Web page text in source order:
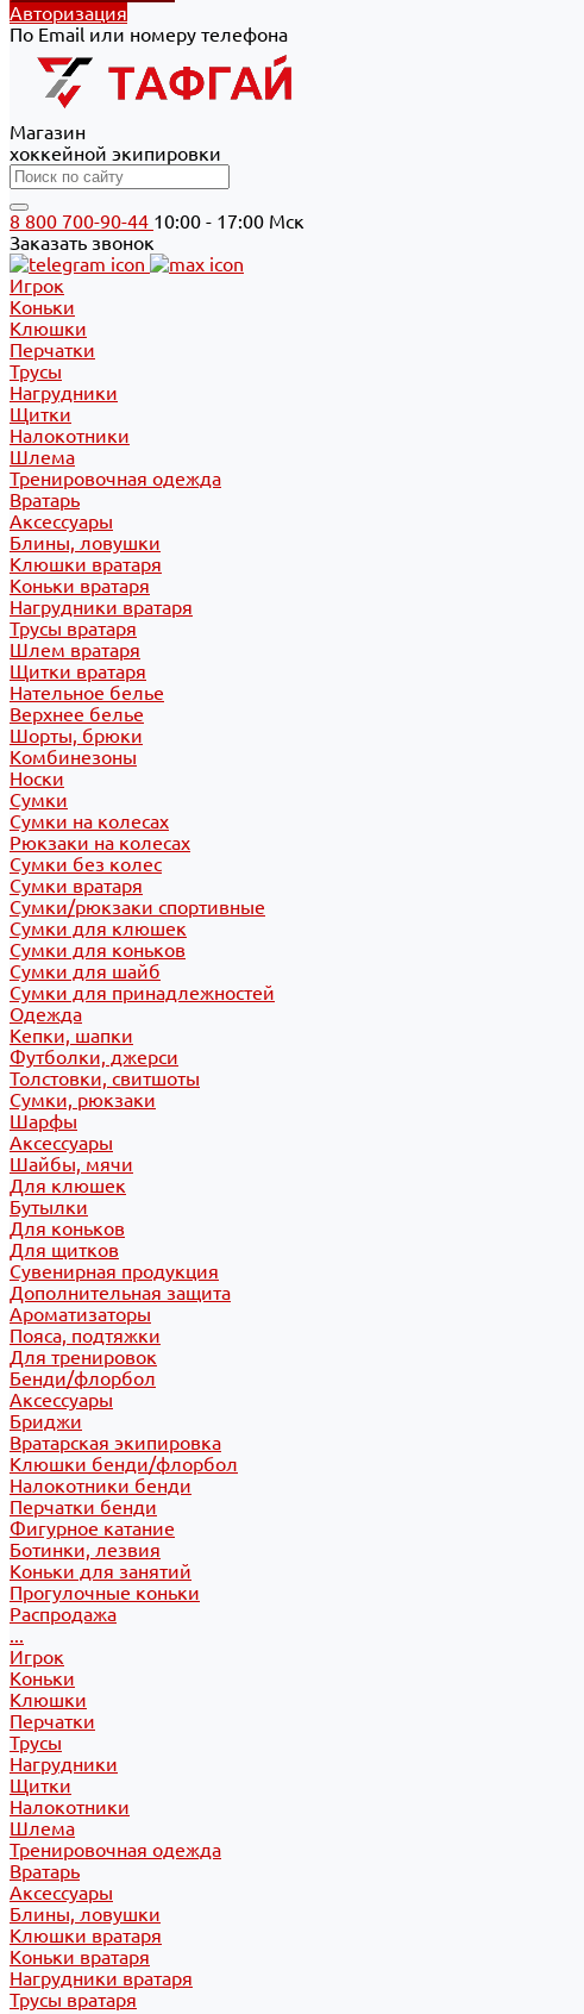
Авторизация
По Email или номеру телефона
Магазин
хоккейной экипировки
8 800 700-90-44 10:00 - 17:00 Мск
Заказать звонок
Игрок
Коньки
Клюшки
Перчатки
Трусы
Нагрудники
Щитки
Налокотники
Шлема
Тренировочная одежда
Вратарь
Аксессуары
Блины, ловушки
Клюшки вратаря
Коньки вратаря
Нагрудники вратаря
Трусы вратаря
Шлем вратаря
Щитки вратаря
Нательное белье
Верхнее белье
Шорты, брюки
Комбинезоны
Носки
Сумки
Сумки на колесах
Рюкзаки на колесах
Сумки без колес
Сумки вратаря
Сумки/рюкзаки спортивные
Сумки для клюшек
Сумки для коньков
Сумки для шайб
Сумки для принадлежностей
Одежда
Кепки, шапки
Футболки, джерси
Толстовки, свитшоты
Сумки, рюкзаки
Шарфы
Аксессуары
Шайбы, мячи
Для клюшек
Бутылки
Для коньков
Для щитков
Сувенирная продукция
Дополнительная защита
Ароматизаторы
Пояса, подтяжки
Для тренировок
Бенди/флорбол
Аксессуары
Бриджи
Вратарская экипировка
Клюшки бенди/флорбол
Налокотники бенди
Перчатки бенди
Фигурное катание
Ботинки, лезвия
Коньки для занятий
Прогулочные коньки
Распродажа
...
Игрок
Коньки
Клюшки
Перчатки
Трусы
Нагрудники
Щитки
Налокотники
Шлема
Тренировочная одежда
Вратарь
Аксессуары
Блины, ловушки
Клюшки вратаря
Коньки вратаря
Нагрудники вратаря
Трусы вратаря